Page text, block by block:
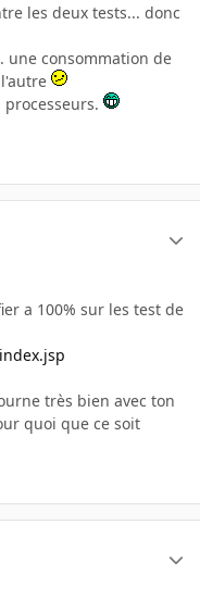
les deux tests... donc
une consommation de
a 100% sur les test de
très bien avec ton
quoi que ce soit